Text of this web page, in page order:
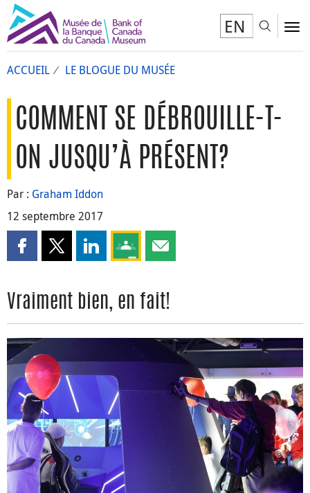
EN
ACCUEIL LE BLOGUE DU MUSÉE
COMMENT SE DÉBROUILLE-T-
ON JUSQU’À PRÉSENT?
Par : Graham Iddon
12 septembre 2017
Partager cette page sur Facebook
Partager cette page sur X
Partager cette page sur LinkedIn
Partagez cette page sur Google
Partager cette page par
Vraiment bien, en fait!